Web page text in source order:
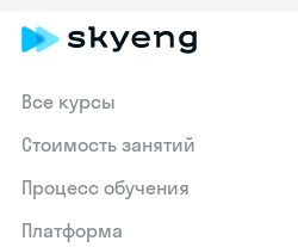
Все курсы
Стоимость занятий
Процесс обучения
Платформа